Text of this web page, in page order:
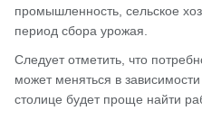
промышленность, сельское
период сбора урожая.
Следует отметить, что
может меняться в
столице будет проще найти